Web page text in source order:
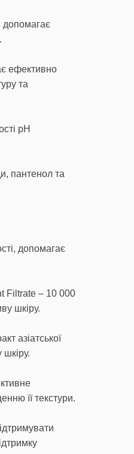
допомагає
ефективно
та
рН
пантенол та
допомагає
Filtrate – 10 000
шкіру.
азіатської
шкіру.
її текстури.